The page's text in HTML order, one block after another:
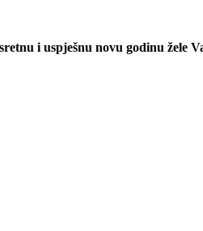
i uspješnu novu godinu žele